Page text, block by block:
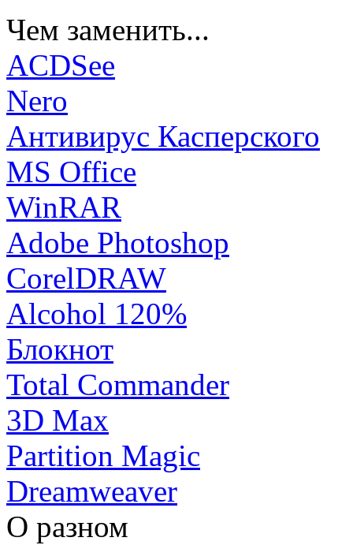
Чем заменить...
ACDSee
Nero
Антивирус Касперского
MS Office
WinRAR
Adobe Photoshop
CorelDRAW
Alcohol 120%
Блокнот
Total Commander
3D Max
Partition Magic
Dreamweaver
О разном